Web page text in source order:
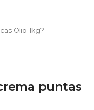
Olio 1kg?
puntas